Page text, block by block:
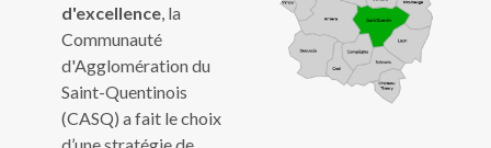
d'excellence, la
Communauté
d'Agglomération du
Saint-Quentinois
(CASQ) a fait le choix